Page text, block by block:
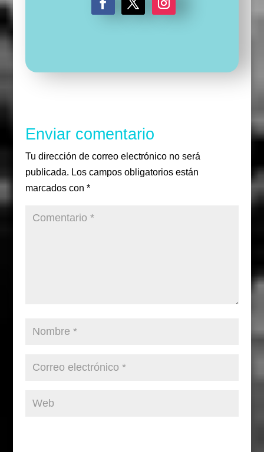
Enviar comentario
Tu dirección de correo electrónico no será
publicada. Los campos obligatorios están
marcados con *